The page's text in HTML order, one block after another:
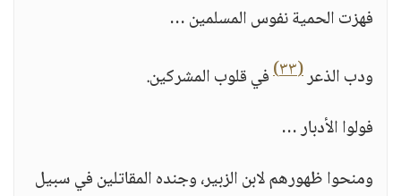
فهزت الحمية نفوس المسلمين …
ودب الذعر(٣٣)
في قلوب المشركين.
فولوا الأدبار …
ومنحوا ظهورهم لابن الزبير، وجنده المقاتلين في سبيل